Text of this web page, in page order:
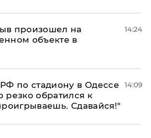
произошел на
объекте в
14:24
по стадиону в Одессе
резко обратился к
Сдавайся!"
14:09